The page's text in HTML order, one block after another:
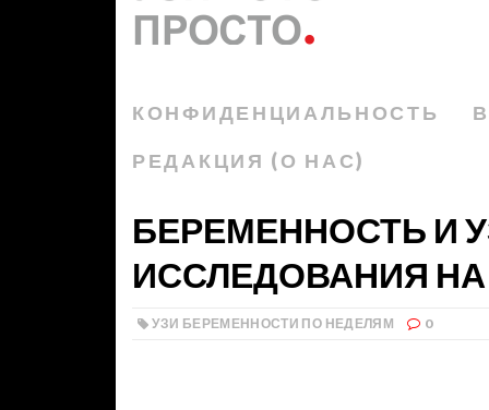
КОНФИДЕНЦИАЛЬНОСТЬ
РЕДАКЦИЯ (О НАС)
БЕРЕМЕННОСТЬ И
ИССЛЕДОВАНИЯ НА
УЗИ БЕРЕМЕННОСТИ ПО НЕДЕЛЯМ 0